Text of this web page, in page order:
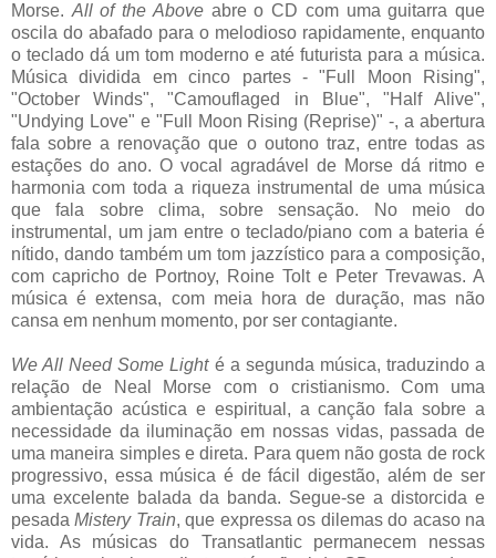
Morse. All of the Aboveabre o CD com uma guitarra que
oscila do abafado para o melodioso rapidamente, enquanto
o teclado dá um tom moderno e até futurista para a música.
Música dividida em cinco partes - "Full Moon Rising",
"October Winds", "Camouflaged in Blue", "Half Alive",
"Undying Love" e "Full Moon Rising (Reprise)" -, a abertura
fala sobre a renovação que o outono traz, entre todas as
estações do ano. O vocal agradável de Morse dá ritmo e
harmonia com toda a riqueza instrumental de uma música
que fala sobre clima, sobre sensação. No meio do
instrumental, um jam entre o teclado/piano com a bateria é
nítido, dando também um tom jazzístico para a composição,
com capricho de Portnoy, Roine Tolt e Peter Trevawas. A
música é extensa, com meia hora de duração, mas não
cansa em nenhum momento, por ser contagiante.
We All Need Some Lighté a segunda música, traduzindo a
relação de Neal Morse com o cristianismo. Com uma
ambientação acústica e espiritual, a canção fala sobre a
necessidade da iluminação em nossas vidas, passada de
uma maneira simples e direta. Para quem não gosta de rock
progressivo, essa música é de fácil digestão, além de ser
uma excelente balada da banda. Segue-se a distorcida e
pesadaMistery Train, que expressa os dilemas do acaso na
vida. As músicas do Transatlantic permanecem nessas